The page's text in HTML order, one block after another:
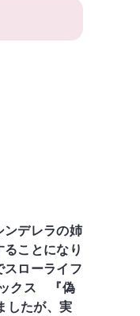
デレラの姉
ことになり
スローライフ
ックス 『偽
したが、実